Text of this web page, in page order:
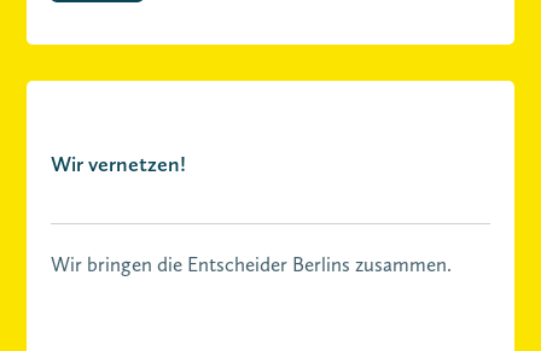
Wir vernetzen!
Wir bringen die Entscheider Berlins zusammen.